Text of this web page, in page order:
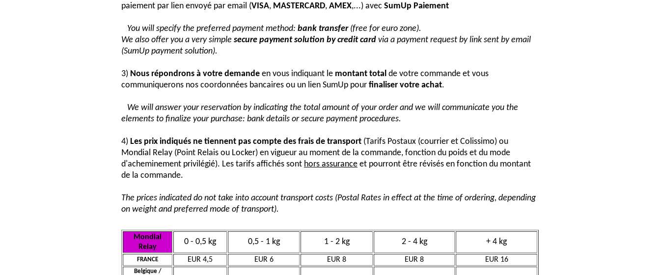
paiement par lien envoyé par email (VISA, MASTERCARD, AMEX,...) avec SumUp Paiement
You will specify the preferred payment method: bank transfer(free for euro zone).
We also offer you a very simple secure payment solution by credit card via a payment request by link sent by email
(SumUp payment solution).
3) Nous répondrons à votre demande en vous indiquant le montant total de votre commande et vous
communiquerons nos coordonnées bancaires ou un lien SumUp pour finaliser votre achat.
We will answer your reservation by indicating the total amount of your order and we will communicate you the
elements to finalize your purchase: bank details or secure payment procedures.
4) Les prix indiqués ne tiennent pas compte des frais de transport (Tarifs Postaux (courrier et Colissimo) ou
Mondial Relay (Point Relais ou Locker) en vigueur au moment de la commande, fonction du poids et du mode
d'acheminement privilégié). Les tarifs affichés sont hors assurance et pourront être révisés en fonction du montant
de la commande.
The prices indicated do not take into account transport costs (Postal Rates in effect at the time of ordering, depending
on weight and preferred mode of transport).
Mondial
Relay
0 - 0,5 kg 0,5 - 1 kg 1 - 2 kg 2 - 4 kg + 4 kg
FRANCE EUR 4,5 EUR 6 EUR 8 EUR 8 EUR 16
Belgique /